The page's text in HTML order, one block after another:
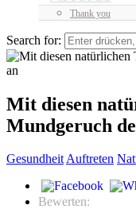
Thank you
Search for:
Mit diesen
Mundgeruch
GesundheitAuftreten
Bewerten: